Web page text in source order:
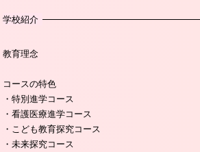
学校紹介
教育理念
コースの特色
・特別進学コース
・看護医療進学コース
・こども教育探究コース
・未来探究コース